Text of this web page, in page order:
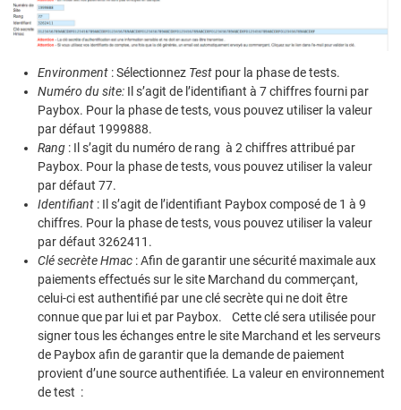
Environment : Sélectionnez Test pour la phase de tests.
Numéro du site: Il s’agit de l’identifiant à 7 chiffres fourni par
Paybox. Pour la phase de tests, vous pouvez utiliser la valeur
par défaut 1999888.
Rang : Il s’agit du numéro de rang à 2 chiffres attribué par
Paybox. Pour la phase de tests, vous pouvez utiliser la valeur
par défaut 77.
Identifiant : Il s’agit de l’identifiant Paybox composé de 1 à 9
chiffres. Pour la phase de tests, vous pouvez utiliser la valeur
par défaut 3262411.
Clé secrète Hmac : Afin de garantir une sécurité maximale aux
paiements effectués sur le site Marchand du commerçant,
celui-ci est authentifié par une clé secrète qui ne doit être
connue que par lui et par Paybox. Cette clé sera utilisée pour
signer tous les échanges entre le site Marchand et les serveurs
de Paybox afin de garantir que la demande de paiement
provient d’une source authentifiée. La valeur en environnement
de test :